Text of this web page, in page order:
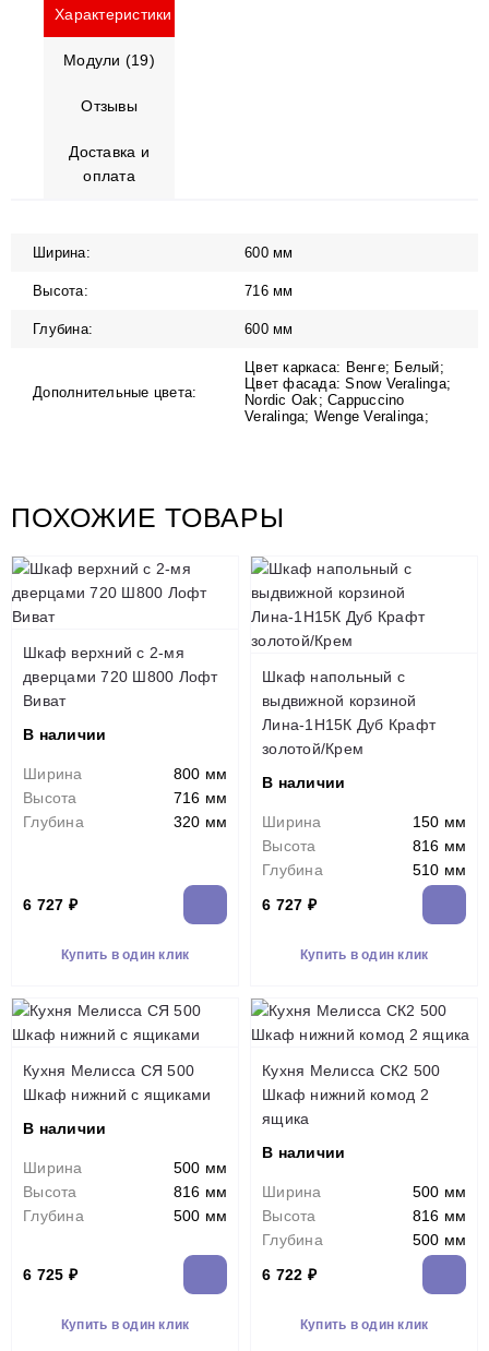
Характеристики
Модули (19)
Отзывы
Доставка и
оплата
Ширина: 600 мм
Высота: 716 мм
Глубина: 600 мм
Дополнительные цвета:
Цвет каркаса: Венге; Белый;
Цвет фасада: Snow Veralinga;
Nordic Oak; Cappuccino
Veralinga; Wenge Veralinga;
ПОХОЖИЕ ТОВАРЫ
Шкаф верхний с 2-мя
дверцами 720 Ш800 Лофт
Виват
В наличии
Ширина
800 мм
Высота
716 мм
Глубина
320 мм
6 727 ₽
Купить в один клик
Шкаф напольный с
выдвижной корзиной
Лина-1Н15К Дуб Крафт
золотой/Крем
В наличии
Ширина
150 мм
Высота
816 мм
Глубина
510 мм
6 727 ₽
Купить в один клик
Кухня Мелисса СЯ 500
Шкаф нижний с ящиками
В наличии
Ширина
500 мм
Высота
816 мм
Глубина
500 мм
6 725 ₽
Купить в один клик
Кухня Мелисса СК2 500
Шкаф нижний комод 2
ящика
В наличии
Ширина
500 мм
Высота
816 мм
Глубина
500 мм
6 722 ₽
Купить в один клик